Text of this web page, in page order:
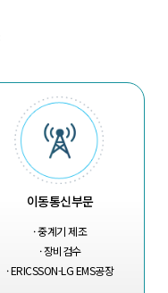
이동통신부문
· 중계기 제조
· 장비검수
· ERICSSON-LG EMS공장